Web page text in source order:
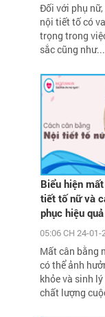
Đối với phụ
nội tiết tố có
trọng trong
sắc cũng như...
Biểu hiện
tiết tố nữ và
phục hiệu quả
05:06 CH 24-01-
Mất cân bằng
có thể ảnh
khỏe và sinh
chất lượng